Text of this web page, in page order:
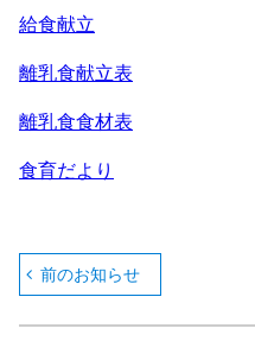
給食献立
離乳食献立表
離乳食食材表
食育だより
前のお知らせ